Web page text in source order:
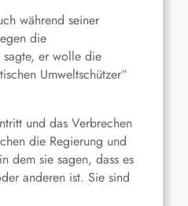
während seiner
die
sagte, er wolle die
Umweltschützer“
und das Verbrechen
die Regierung und
dem sie sagen, dass es
anderen ist. Sie sind